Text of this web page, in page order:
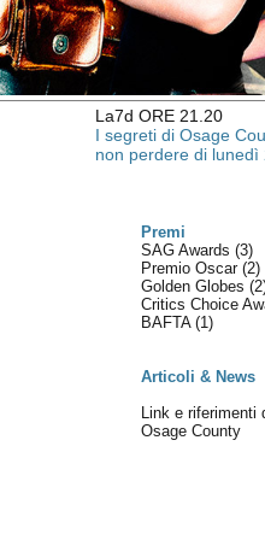
La7d ORE 21.20
I segreti di Osage
non perdere di lunedì
Premi
SAG Awards(3)
Premio Oscar(2)
Golden Globes
Critics Choice
BAFTA(1)
Articoli & News
Link e riferimenti
Osage County